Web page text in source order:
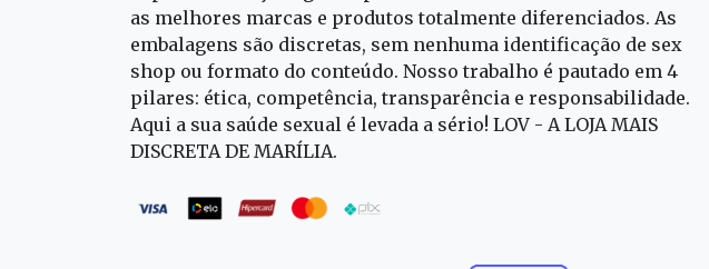
as melhores marcas e produtos totalmente diferenciados. As
embalagens são discretas, sem nenhuma identificação de sex
shop ou formato do conteúdo. Nosso trabalho é pautado em 4
pilares: ética, competência, transparência e responsabilidade.
Aqui a sua saúde sexual é levada a sério! LOV - A LOJA MAIS
DISCRETA DE MARÍLIA.